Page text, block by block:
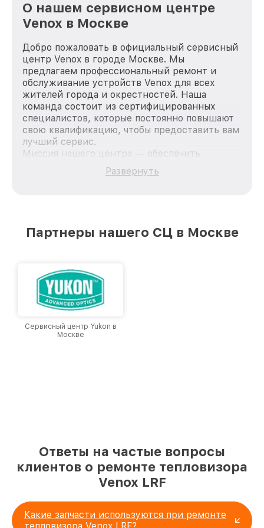
О нашем сервисном центре
Venox в Москве
Добро пожаловать в официальный сервисный
центр Venox в городе Москве. Мы
предлагаем профессиональный ремонт и
обслуживание устройств Venox для всех
жителей города и окрестностей. Наша
команда состоит из сертифицированных
специалистов, которые постоянно повышают
свою квалификацию, чтобы предоставить вам
лучший сервис.
Миссия нашего центра — обеспечить
качественный и доступный ремонт для
каждого пользователя продукции Venox, вне
лучшим сервисным центром Venox в городе
Развернуть
Партнеры нашего СЦ в Москве
Сервисный центр Yukon в
Москве
Ответы на частые вопросы
клиентов о ремонте тепловизора
Venox LRF
Какие запчасти используются при ремонте